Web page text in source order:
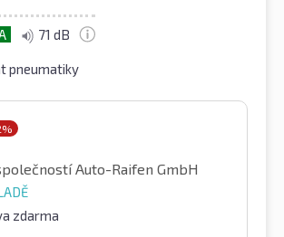
71 dB
pneumatiky
Auto-Raifen GmbH
zdarma